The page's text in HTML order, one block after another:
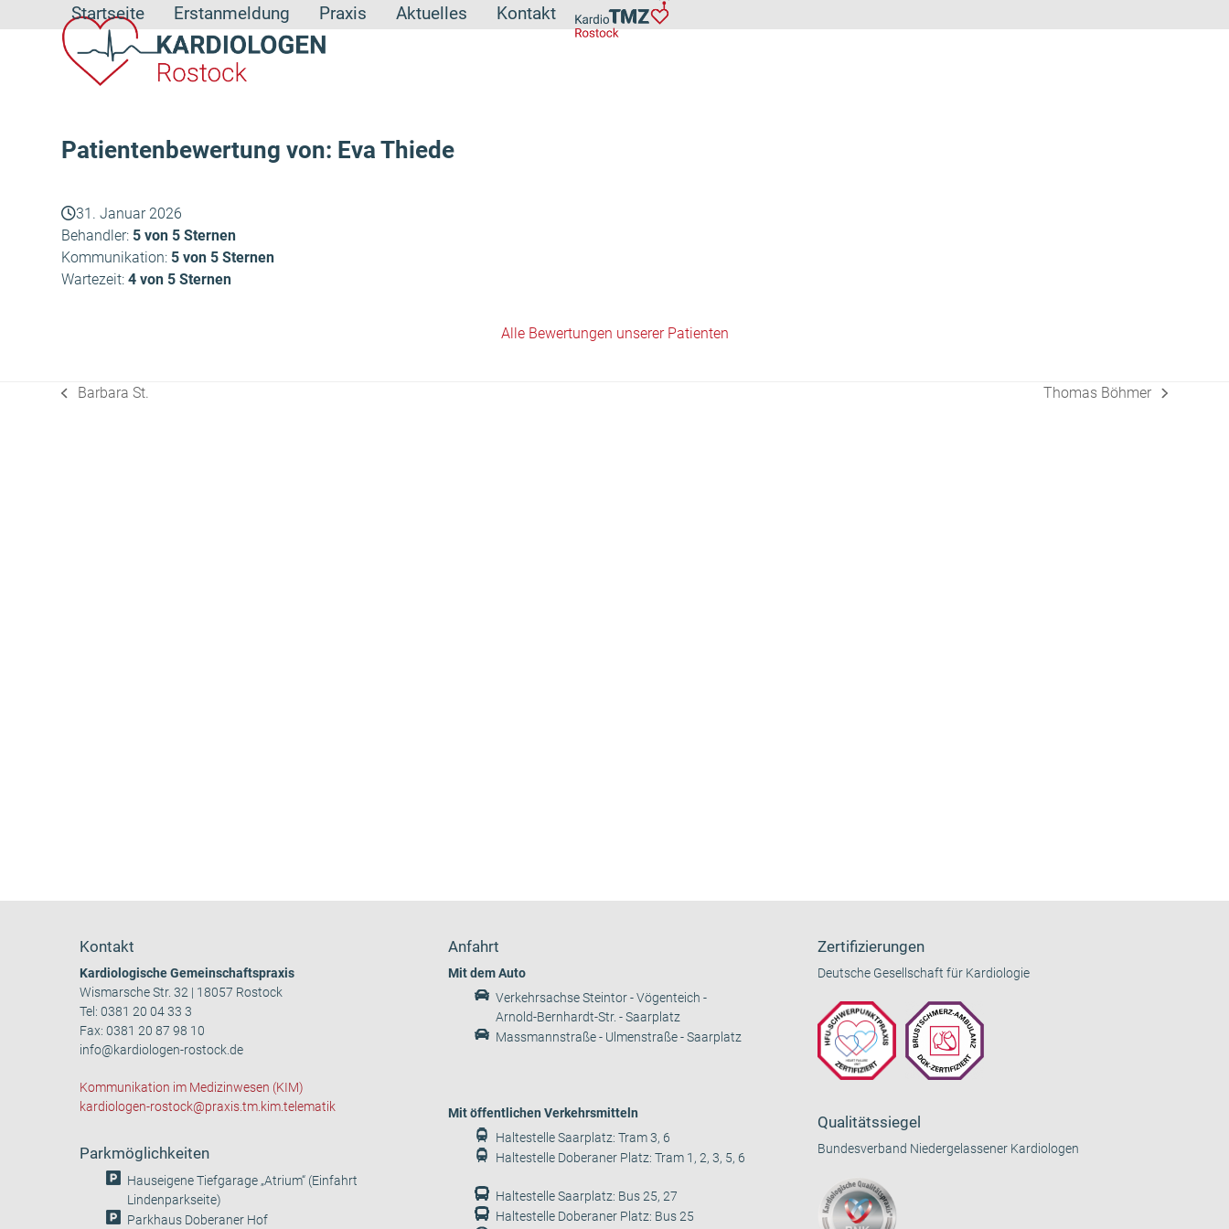
to
Startseite Erstanmeldung Praxis Aktuelles Kontakt
Patientenbewertung von: Eva Thiede
31. Januar 2026
Behandler: 5 von 5 Sternen
Kommunikation: 5 von 5 Sternen
Wartezeit:4 von 5 Sternen
Alle Bewertungen unserer Patienten
vorheriger
Barbara St.
Nächster
Thomas Böhmer
Kontakt
Kardiologische Gemeinschaftspraxis
Wismarsche Str. 32 | 18057 Rostock
Tel:0381 20 04 33 3
Fax: 0381 20 87 98 10
info@kardiologen-rostock.de
Kommunikation im Medizinwesen (KIM)
kardiologen-rostock@praxis.tm.kim.telematik
Parkmöglichkeiten
Hauseigene Tiefgarage „Atrium“ (Einfahrt
Lindenparkseite)
Parkhaus Doberaner Hof
Anfahrt
Mit dem Auto
Verkehrsachse Steintor - Vögenteich -
Arnold-Bernhardt-Str. - Saarplatz
Massmannstraße - Ulmenstraße - Saarplatz
Mit öffentlichen Verkehrsmitteln
Haltestelle Saarplatz: Tram 3, 6
Haltestelle Doberaner Platz: Tram 1, 2, 3, 5, 6
Haltestelle Saarplatz: Bus 25, 27
Haltestelle Doberaner Platz: Bus 25
Zertifizierungen
Deutsche Gesellschaft für Kardiologie
Qualitätssiegel
Bundesverband Niedergelassener Kardiologen